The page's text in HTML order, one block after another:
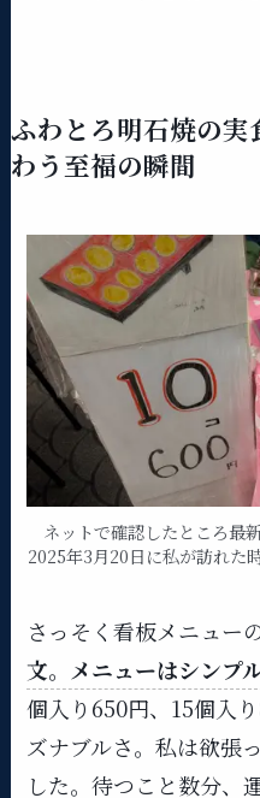
ふわとろ明石焼の実
わう至福の瞬間
ネットで確認したところ最
2025年3月20日に私が訪れた
さっそく看板メニュー
文。メニューはシンプ
個入り650円、15個入
ズナブルさ​。私は欲張
した。待つこと数分、